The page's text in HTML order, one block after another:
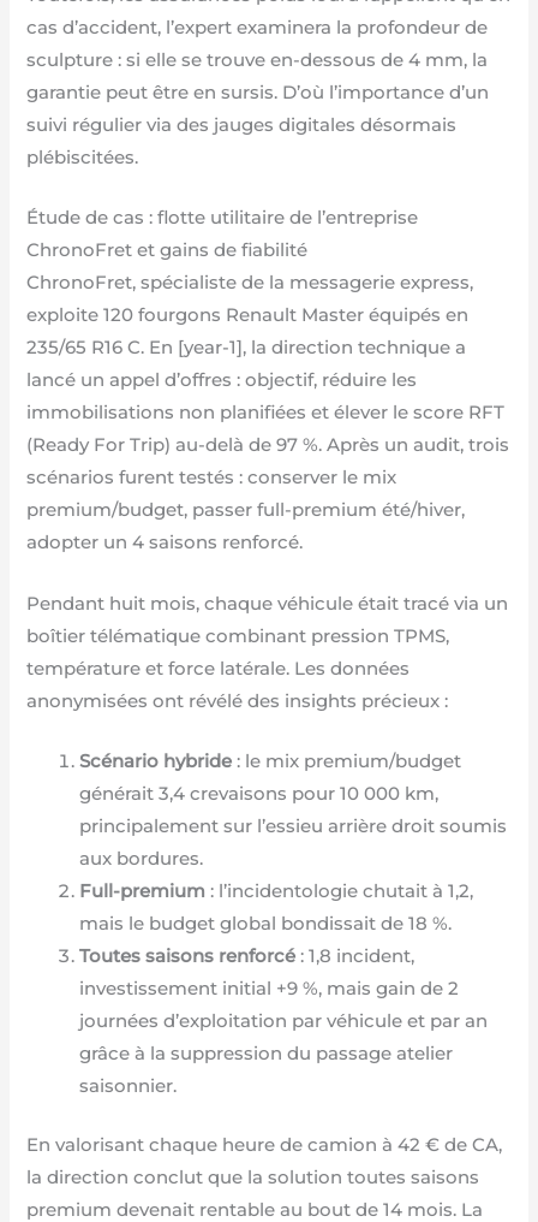
cas d’accident, l’expert examinera la profondeur de
sculpture : si elle se trouve en-dessous de 4 mm, la
garantie peut être en sursis. D’où l’importance d’un
suivi régulier via des jauges digitales désormais
plébiscitées.
Étude de cas : flotte utilitaire de l’entreprise
ChronoFret et gains de fiabilité
ChronoFret, spécialiste de la messagerie express,
exploite 120 fourgons Renault Master équipés en
235/65 R16 C. En [year-1], la direction technique a
lancé un appel d’offres : objectif, réduire les
immobilisations non planifiées et élever le score RFT
(Ready For Trip) au-delà de 97 %. Après un audit, trois
scénarios furent testés : conserver le mix
premium/budget, passer full-premium été/hiver,
adopter un 4 saisons renforcé.
Pendant huit mois, chaque véhicule était tracé via un
boîtier télématique combinant pression TPMS,
température et force latérale. Les données
anonymisées ont révélé des insights précieux :
Scénario hybride : le mix premium/budget
générait 3,4 crevaisons pour 10 000 km,
principalement sur l’essieu arrière droit soumis
aux bordures.
Full-premium : l’incidentologie chutait à 1,2,
mais le budget global bondissait de 18 %.
Toutes saisons renforcé : 1,8 incident,
investissement initial +9 %, mais gain de 2
journées d’exploitation par véhicule et par an
grâce à la suppression du passage atelier
saisonnier.
En valorisant chaque heure de camion à 42 € de CA,
la direction conclut que la solution toutes saisons
premium devenait rentable au bout de 14 mois. La